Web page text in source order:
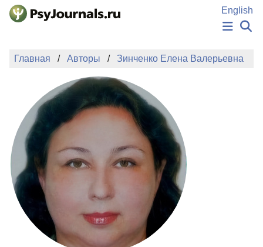
Перейти к основному содержанию
English
НОВОСТИ
АВТОРЫ
ПОДАТЬ РУКОПИСЬ
БАЗА ЗНАНИЙ
КЛЮЧЕВЫЕ СЛОВА
Регистрация
Главная Авторы Зинченко Елена Валерьевна